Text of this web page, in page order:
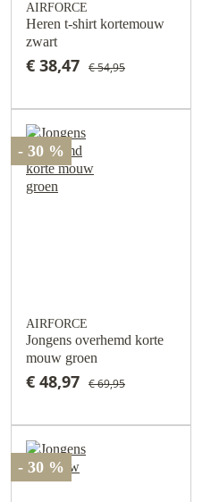
AIRFORCE
Heren t-shirt kortemouw
zwart
€ 38,47 € 54,95
- 30 %
AIRFORCE
Jongens overhemd korte
mouw groen
€ 48,97 € 69,95
- 30 %